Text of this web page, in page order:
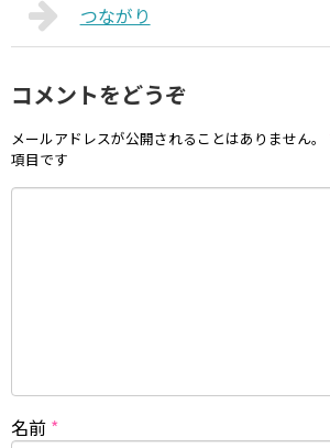
つながり
コメントをどうぞ
メールアドレスが公開されることはありません。
項目です
名前 *